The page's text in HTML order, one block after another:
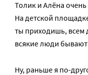
Толик и Алёна очень
На детской
ты приходишь, всем
всякие люди
Ну, раньше я по-